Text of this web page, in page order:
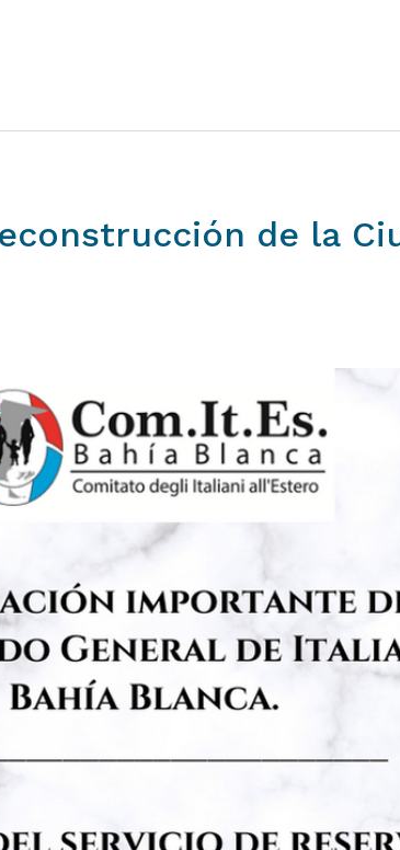
de la